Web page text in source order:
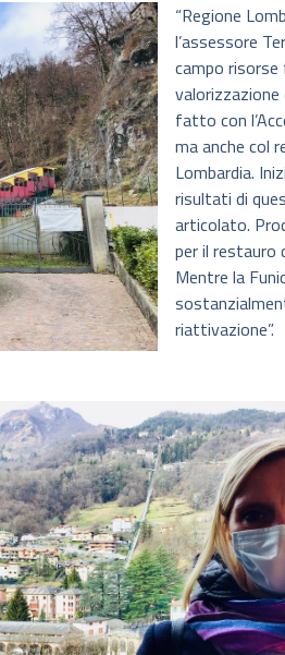
“Regione
l’assessore
campo
fatto con
ma anche col
Lombardia.
risultati di
articolato.
per il restauro
Mentre la
riattivazione”.